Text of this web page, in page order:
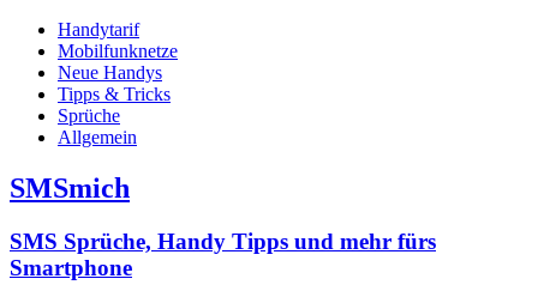
Handytarif
Mobilfunknetze
Neue Handys
Tipps & Tricks
Sprüche
Allgemein
SMSmich
SMS Sprüche, Handy Tipps und mehr fürs
Smartphone